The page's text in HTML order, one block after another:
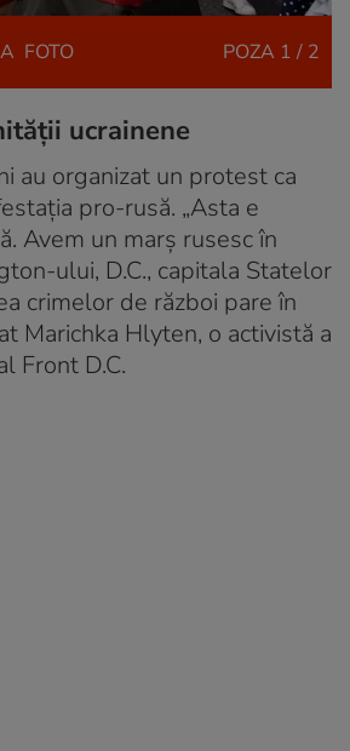
FOTO POZA 1 / 2
ucrainene
au organizat un protest ca
pro-rusă. „Asta e
Avem un marș rusesc în
ului, D.C., capitala Statelor
crimelor de război pare în
Marichka Hlyten, o activistă a
Front D.C.